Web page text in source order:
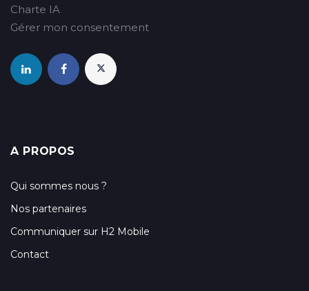
Charte IA
Gérer mon consentement
A PROPOS
Qui sommes nous ?
Nos partenaires
Communiquer sur H2 Mobile
Contact